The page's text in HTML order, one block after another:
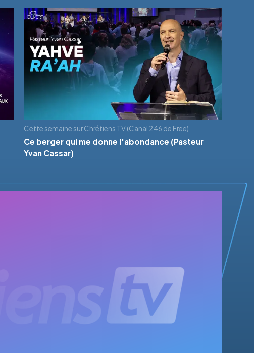
Cette semaine sur Chrétiens TV (Canal 246 de Free)
Ce berger qui me donne l'abondance (Pasteur
Yvan Cassar)